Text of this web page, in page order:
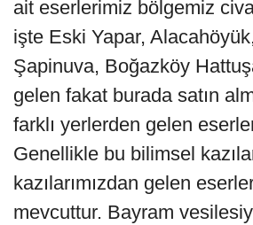
ait eserlerimiz bölgemiz
işte Eski Yapar,
Şapinuva, Boğazköy
gelen fakat burada satın
farklı yerlerden gelen
Genellikle bu bilimsel
kazılarımızdan gelen
mevcuttur. Bayram